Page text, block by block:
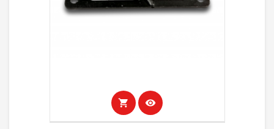
shopping_cart visibility